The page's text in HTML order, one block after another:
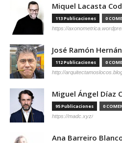
Miquel Lacasta
113 Publicaciones 0
https://
José Ramón
112 Publicaciones 0
http://
Miguel Ángel Díaz
95 Publicaciones 0
https://madc.xyz/
Ana Barreiro